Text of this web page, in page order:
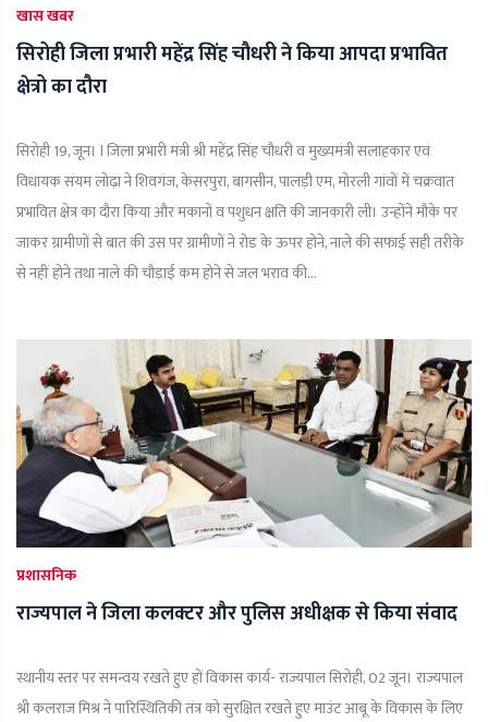
खास खबर
सिरोही जिला प्रभारी महेंद्र सिंह चौधरी ने किया आपदा प्रभावित
क्षेत्रो का दौरा
सिरोही 19, जून। l जिला प्रभारी मंत्री श्री महेंद्र सिंह चौधरी व मुख्यमंत्री सलाहकार एवं
विधायक संयम लोढ़ा ने शिवगंज, केसरपुरा, बागसीन, पालड़ी एम, मोरली गांवों में चक्रवात
प्रभावित क्षेत्र का दौरा किया और मकानों व पशुधन क्षति की जानकारी ली। उन्होंने मौके पर
जाकर ग्रामीणों से बात की उस पर ग्रामीणों ने रोड के ऊपर होने, नाले की सफाई सही तरीके
से नहीं होने तथा नाले की चौड़ाई कम होने से जल भराव की...
प्रशासनिक
राज्यपाल ने जिला कलक्टर और पुलिस अधीक्षक से किया संवाद
स्थानीय स्तर पर समन्वय रखते हुए हों विकास कार्य- राज्यपाल सिरोही, 02 जून। राज्यपाल
श्री कलराज मिश्र ने पारिस्थितिकी तंत्र को सुरक्षित रखते हुए माउंट आबू के विकास के लिए